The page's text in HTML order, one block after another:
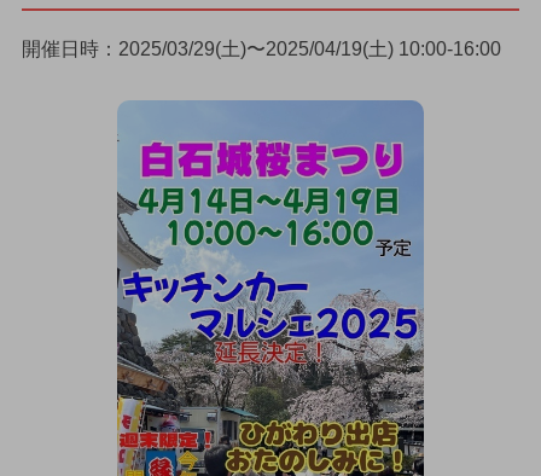
開催日時：2025/03/29(土)〜2025/04/19(土) 10:00-16:00